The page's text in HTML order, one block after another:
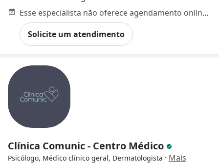
Esse especialista não oferece agendamento online para esse endereço.
Solicite um atendimento
Clínica Comunic - Centro Médico
Psicólogo, Médico clínico geral, Dermatologista · Mais